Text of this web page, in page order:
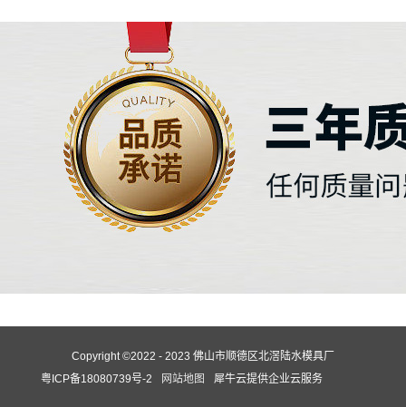
Copyright ©2022 - 2023 佛山市顺德区北滘陆水模具厂
粤ICP备18080739号-2
网站地图 犀牛云提供企业云服务